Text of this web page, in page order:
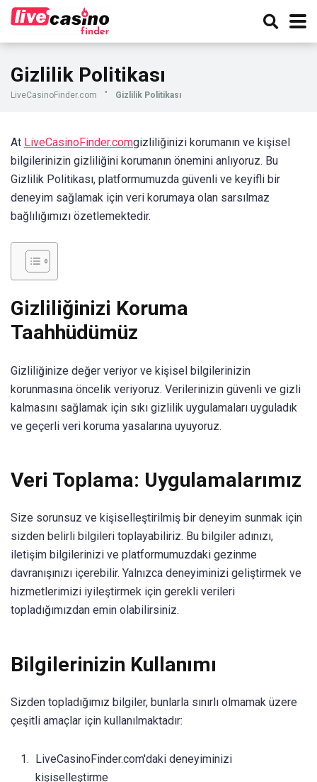
Gizlilik Politikası
LiveCasinoFinder.com " Gizlilik Politikası
At LiveCasinoFinder.comgizliliğinizi korumanın ve kişisel
bilgilerinizin gizliliğini korumanın önemini anlıyoruz. Bu
Gizlilik Politikası, platformumuzda güvenli ve keyifli bir
deneyim sağlamak için veri korumaya olan sarsılmaz
bağlılığımızı özetlemektedir.
Gizliliğinizi Koruma
Taahhüdümüz
Gizliliğinize değer veriyor ve kişisel bilgilerinizin
korunmasına öncelik veriyoruz. Verilerinizin güvenli ve gizli
kalmasını sağlamak için sıkı gizlilik uygulamaları uyguladık
ve geçerli veri koruma yasalarına uyuyoruz.
Veri Toplama: Uygulamalarımız
Size sorunsuz ve kişiselleştirilmiş bir deneyim sunmak için
sizden belirli bilgileri toplayabiliriz. Bu bilgiler adınızı,
iletişim bilgilerinizi ve platformumuzdaki gezinme
davranışınızı içerebilir. Yalnızca deneyiminizi geliştirmek ve
hizmetlerimizi iyileştirmek için gerekli verileri
topladığımızdan emin olabilirsiniz.
Bilgilerinizin Kullanımı
Sizden topladığımız bilgiler, bunlarla sınırlı olmamak üzere
çeşitli amaçlar için kullanılmaktadır:
LiveCasinoFinder.com'daki deneyiminizi
kişiselleştirme